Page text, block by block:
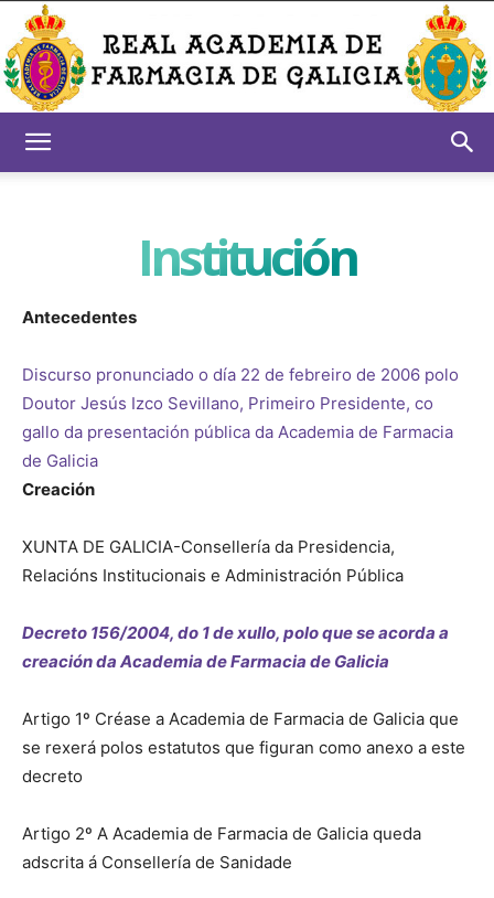
Academia
de
Galicia
Institución
Antecedentes
Discurso pronunciado o día 22 de febreiro de 2006 polo
Doutor Jesús Izco Sevillano, Primeiro Presidente, co
gallo da presentación pública da Academia de Farmacia
de Galicia
Creación
XUNTA DE GALICIA-Consellería da Presidencia,
Relacións Institucionais e Administración Pública
Decreto 156/2004, do 1 de xullo, polo que se acorda a
creación da Academia de Farmacia de Galicia
Artigo 1º Créase a Academia de Farmacia de Galicia que
se rexerá polos estatutos que figuran como anexo a este
decreto
Artigo 2º A Academia de Farmacia de Galicia queda
adscrita á Consellería de Sanidade